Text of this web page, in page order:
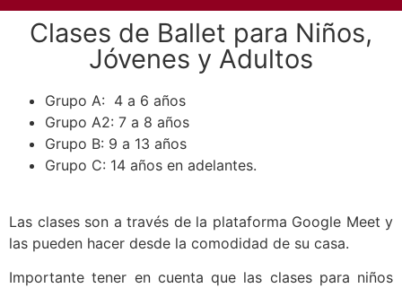
Clases de Ballet para Niños,
Jóvenes y Adultos
Grupo A: 4 a 6 años
Grupo A2: 7 a 8 años
Grupo B: 9 a 13 años
Grupo C: 14 años en adelantes.
Las clases son a través de la plataforma Google Meet y
las pueden hacer desde la comodidad de su casa.
Importante tener en cuenta que las clases para niños